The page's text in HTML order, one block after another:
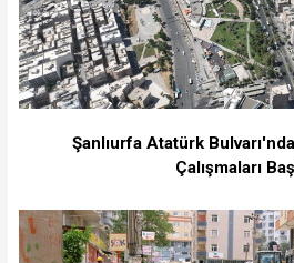
Şanlıurfa Atatürk
Çalışmaları